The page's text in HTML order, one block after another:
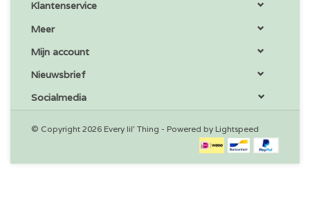
Klantenservice
Meer
Mijn account
Nieuwsbrief
Socialmedia
© Copyright 2026 Every lil' Thing - Powered by Lightspeed